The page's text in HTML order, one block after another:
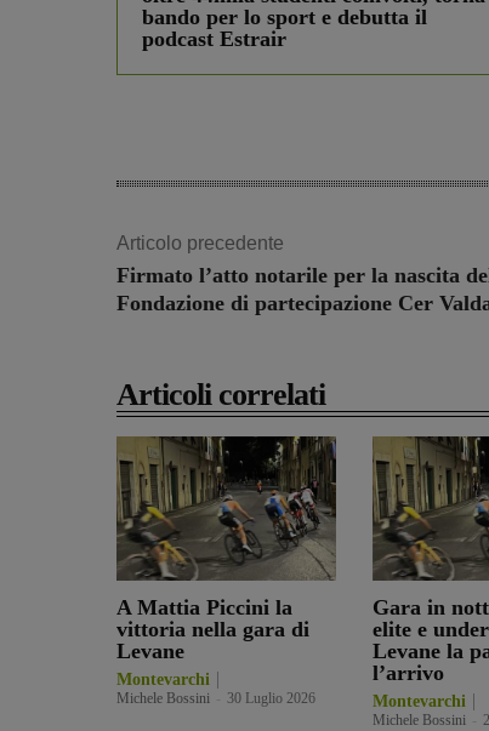
bando per lo sport e debutta il
podcast Estrair
Articolo precedente
Firmato l’atto notarile per la nascita
Fondazione di partecipazione Cer
Articoli correlati
A Mattia Piccini la
vittoria nella gara di
Levane
Montevarchi
Michele Bossini 30 Luglio 2026
Gara in
elite e
Levane la
l’arrivo
Montevarchi
Michele Bossini